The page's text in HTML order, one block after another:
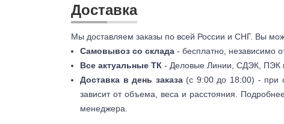
Доставка
Мы доставляем заказы по всей России и СНГ. Вы
Самовывоз со склада - бесплатно, независимо
Все актуальные ТК - Деловые Линии, СДЭК, ПЭК
Доставка в день заказа(с 9:00 до 18:00) - при
зависит от объема, веса и расстояния.
менеджера.